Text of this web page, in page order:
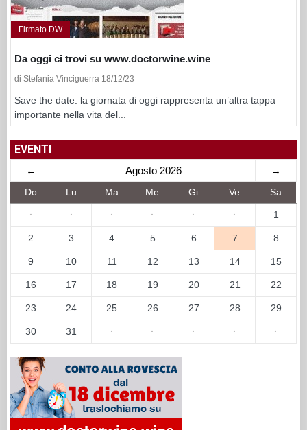
Firmato DW
Da oggi ci trovi su www.doctorwine.wine
di Stefania Vinciguerra 18/12/23
Save the date: la giornata di oggi rappresenta un’altra tappa
importante nella vita del...
EVENTI
← Agosto 2026 →
Do Lu Ma Me Gi Ve Sa
· · · · · · 1
2 3 4 5 6 7 8
9 10 11 12 13 14 15
16 17 18 19 20 21 22
23 24 25 26 27 28 29
30 31 · · · · ·